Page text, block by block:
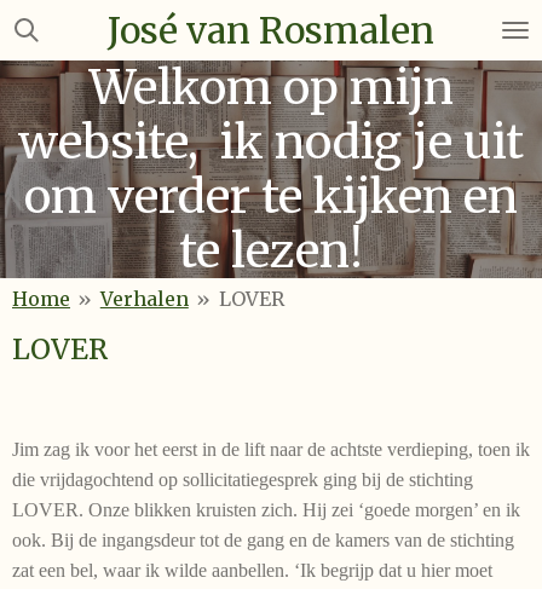
Ga
naar
de
hoofdinhoud
José van Rosmalen
Welkom op mijn
website, ik nodig je uit
om verder te kijken en
te lezen!
Home » Verhalen » LOVER
LOVER
Jim zag ik voor het eerst in de lift naar de achtste verdieping, toen ik
die vrijdagochtend op sollicitatiegesprek ging bij de stichting
LOVER. Onze blikken kruisten zich. Hij zei ‘goede morgen’ en ik
ook. Bij de ingangsdeur tot de gang en de kamers van de stichting
zat een bel, waar ik wilde aanbellen. ‘Ik begrijp dat u hier moet